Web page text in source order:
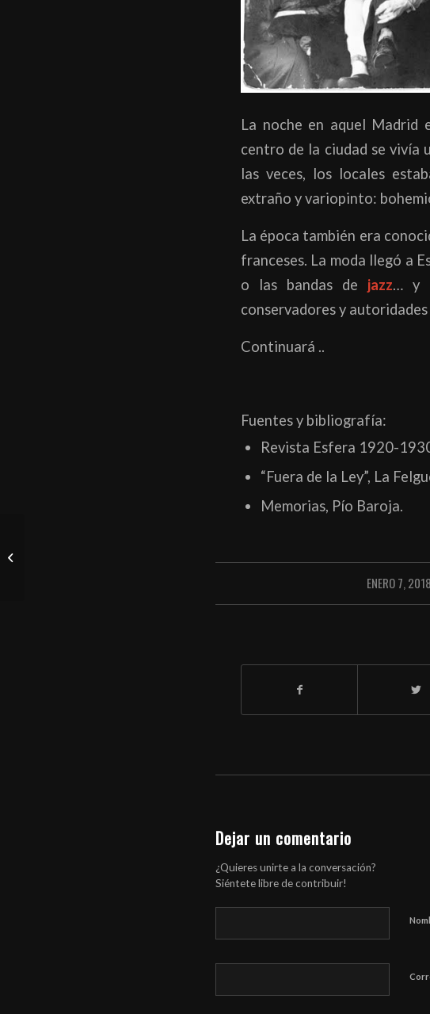
La noche en aquel
centro de la ciudad se vivía
las veces, los locales
extraño y variopinto:
La época también era
franceses. La moda llegó a
o las bandas de jazz… y
conservadores y
Continuará ..
Fuentes y bibliografía:
Revista Esfera 1920-
“Fuera de la Ley”, La
Memorias, Pío Baroja.
ENERO 7, 2018
/
Dejar un comentario
¿Quieres unirte a la conversación?
Siéntete libre de contribuir!